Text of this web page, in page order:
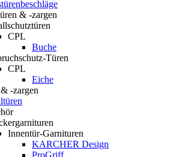
& -zargen
CPL
Buche
Türen
CPL
Eiche
-zargen
Innentür-Garnituren
KARCHER Design
ProGriff